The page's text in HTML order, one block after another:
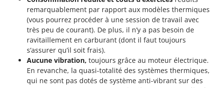
Peignes vibreurs et Secoueurs à olives
Pelles rétros pour tracteur
Perches Élagueuses
Pétrins à Spirale
Fiskars
Flymo
Fontana Forni
Forest Master
Francini
remarquablement par rapport aux modèles thermiques
(vous pourrez procéder à une session de travail avec
très peu de courant). De plus, il n’y a pas besoin de
ravitaillement en carburant (dont il faut toujours
s’assurer qu’il soit frais).
Aucune vibration, toujours grâce au moteur électrique.
En revanche, la quasi-totalité des systèmes thermiques,
qui ne sont pas dotés de système anti-vibrant sur des